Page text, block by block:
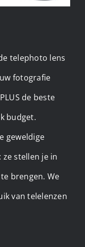
telephoto lens
fotografie
de beste
budget.
geweldige
stellen je in
brengen. We
van telelenzen